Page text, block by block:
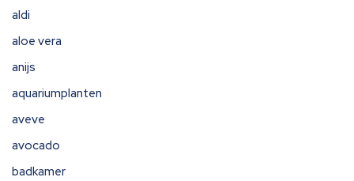
aldi
aloe vera
anijs
aquariumplanten
aveve
avocado
badkamer